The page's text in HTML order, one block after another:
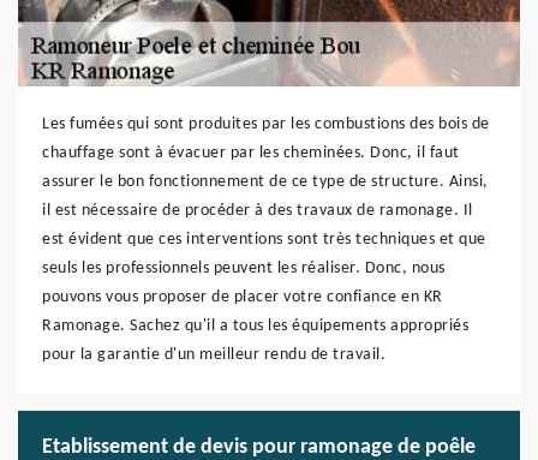
Les fumées qui sont produites par les combustions des bois de
chauffage sont à évacuer par les cheminées. Donc, il faut
assurer le bon fonctionnement de ce type de structure. Ainsi,
il est nécessaire de procéder à des travaux de ramonage. Il
est évident que ces interventions sont très techniques et que
seuls les professionnels peuvent les réaliser. Donc, nous
pouvons vous proposer de placer votre confiance en KR
Ramonage. Sachez qu'il a tous les équipements appropriés
pour la garantie d'un meilleur rendu de travail.
Etablissement de devis pour ramonage de poêle